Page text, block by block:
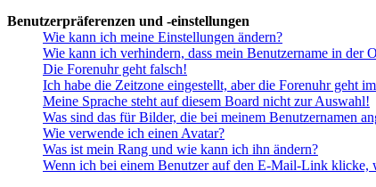
Benutzerpräferenzen und -einstellungen
Wie kann ich meine Einstellungen ändern?
Wie kann ich verhindern, dass mein Benutzername in der
Die Forenuhr geht falsch!
Ich habe die Zeitzone eingestellt, aber die Forenuhr geht
Meine Sprache steht auf diesem Board nicht zur Auswahl!
Was sind das für Bilder, die bei meinem Benutzernamen
Wie verwende ich einen Avatar?
Was ist mein Rang und wie kann ich ihn ändern?
Wenn ich bei einem Benutzer auf den E-Mail-Link klicke,